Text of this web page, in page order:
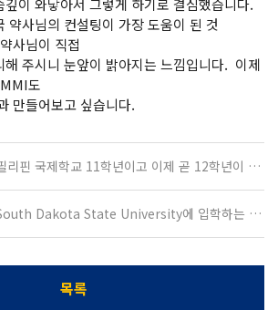
이 와닿아서 그렇게 하기로 결심했습니다.
약사님의 컨설팅이 가장 도움이 된 것
사님이 직접
해 주시니 눈앞이 밝아지는 느낌입니다. 이제
도
만들어보고 싶습니다.
현재 필리핀 국제학교 11학년이고 이제 곧 12학년이 되는 오O진입니다.
미국 South Dakota State University에 입학하는 정O미입니다.
목록